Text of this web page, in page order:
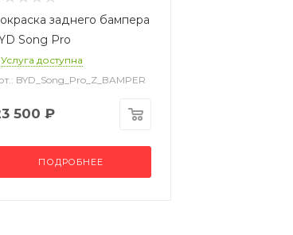
заднего бампера
Song Pro
Услуга доступна
BYD_Song_Pro_Z_BAMPER
500 ₽
ПОДРОБНЕЕ